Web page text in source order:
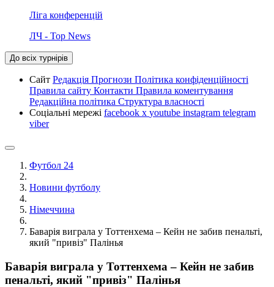
Ліга конференцій
ЛЧ - Top News
До всіх турнірів
Сайт Редакція Прогнози Політика конфіденційності
Правила сайту Контакти Правила коментування
Редакційна політика Структура власності
Соціальні мережі facebook x youtube instagram telegram
viber
Футбол 24
Новини футболу
Німеччина
Баварія виграла у Тоттенхема – Кейн не забив пенальті,
який "привіз" Палінья
Баварія виграла у Тоттенхема – Кейн не забив
пенальті, який "привіз" Палінья